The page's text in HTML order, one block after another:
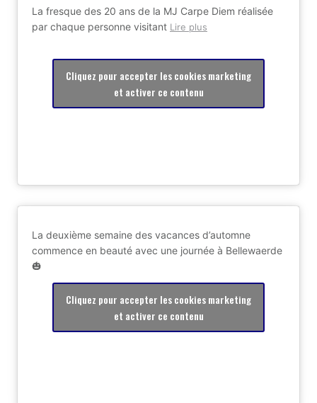
La fresque des 20 ans de la MJ Carpe Diem réalisée
par chaque personne visitant Lire plus
Cliquez pour accepter les cookies marketing
et activer ce contenu
La deuxième semaine des vacances d’automne
commence en beauté avec une journée à Bellewaerde
🎃
Cliquez pour accepter les cookies marketing
et activer ce contenu